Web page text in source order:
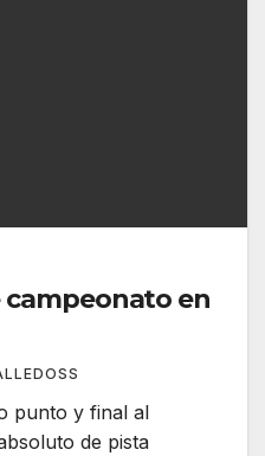
campeonato en
punto y final al
de pista